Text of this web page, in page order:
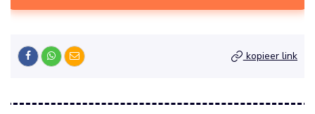
kopieer link